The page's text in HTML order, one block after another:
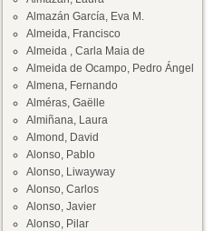
Almazán García, Eva M.
Almeida, Francisco
Almeida , Carla Maia de
Almeida de Ocampo, Pedro Ángel
Almena, Fernando
Alméras, Gaëlle
Almiñana, Laura
Almond, David
Alonso, Pablo
Alonso, Liwayway
Alonso, Carlos
Alonso, Javier
Alonso, Pilar